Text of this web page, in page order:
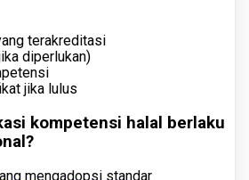
terakreditasi
diperlukan)
jika lulus
kompetensi halal berlaku
mengadopsi standar